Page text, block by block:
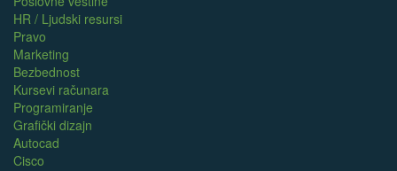
HR / Ljudski resursi
Pravo
Marketing
Bezbednost
Kursevi računara
Programiranje
Grafički dizajn
Autocad
Cisco